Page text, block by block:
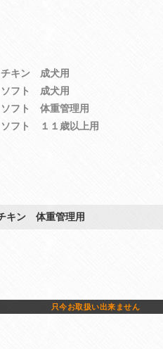
キン 成犬用
フト 成犬用
フト 体重管理用
フト １１歳以上用
キン 体重管理用
只今お取扱い出来ません